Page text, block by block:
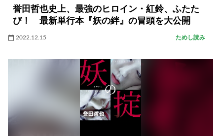
誉田哲也史上、最強のヒロイン・紅鈴、ふたた
び！ 最新単行本『妖の絆』の冒頭を大公開
2022.12.15 ためし読み